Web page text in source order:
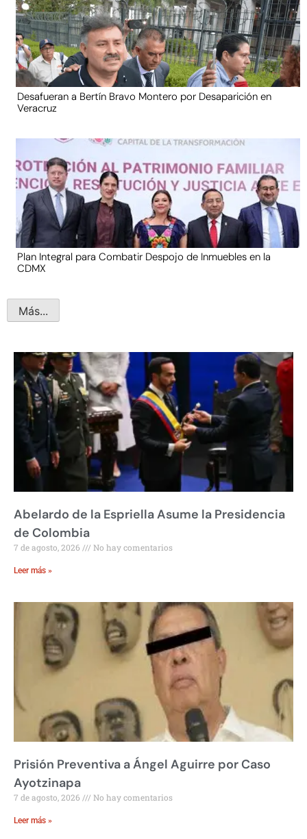
Desafueran a Bertín Bravo Montero por Desaparición en
Veracruz
Plan Integral para Combatir Despojo de Inmuebles en la
CDMX
Más...
Abelardo de la Espriella Asume la Presidencia
de Colombia
7 de agosto, 2026 No hay comentarios
Leer más »
Prisión Preventiva a Ángel Aguirre por Caso
Ayotzinapa
7 de agosto, 2026 No hay comentarios
Leer más »